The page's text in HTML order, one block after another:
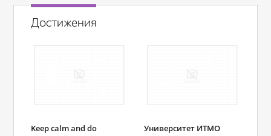
Достижения
Keep calm and do
Университет ИТМО